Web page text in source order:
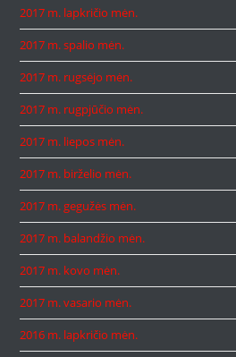
2017 m. lapkričio mėn.
2017 m. spalio mėn.
2017 m. rugsėjo mėn.
2017 m. rugpjūčio mėn.
2017 m. liepos mėn.
2017 m. birželio mėn.
2017 m. gegužės mėn.
2017 m. balandžio mėn.
2017 m. kovo mėn.
2017 m. vasario mėn.
2016 m. lapkričio mėn.